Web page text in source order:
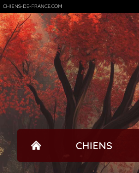
CHIENS-DE-FRANCE.COM
CHIENS